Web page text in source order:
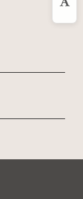
放